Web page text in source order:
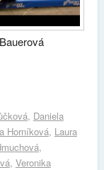
, Daniela
Horníková, Laura
,
, Veronika